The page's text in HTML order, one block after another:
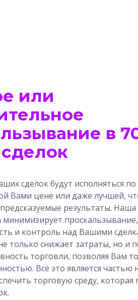
или
в
сделок будут исполняться по
Вами цене или даже лучшей,
результаты.
минимизирует
и контроль над Вашими
только снижает затраты, но и
торговли, позволяя Вам
Всё это является частью
торговую среду,